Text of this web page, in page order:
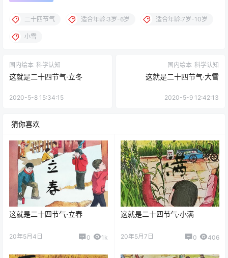
二十四节气 适合年龄:3岁-6岁 适合年龄:7岁-10岁
小雪
国内绘本 科学认知
这就是二十四节气·立冬
2020-5-8 15:34:15
国内绘本 科学认知
这就是二十四节气·大雪
2020-5-9 12:42:13
猜你喜欢
这就是二十四节气·立春
20年5月4日 0 1k
这就是二十四节气·小满
20年5月7日 0 406